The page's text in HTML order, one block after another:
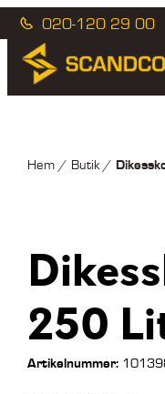
020-120 29 00
Hem/ Butik/
250
Artikelnummer: